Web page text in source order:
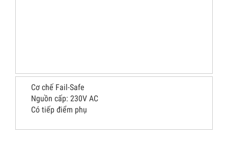
Cơ chế Fail-Safe
Nguồn cấp: 230V AC
Có tiếp điểm phụ